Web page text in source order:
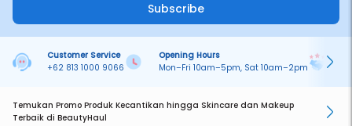
Subscribe
Customer Service
+62 813 1000 9066
Opening Hours
Mon–Fri 10am–5pm, Sat 10am–2pm
Temukan Promo Produk Kecantikan hingga Skincare dan Makeup
Terbaik di BeautyHaul